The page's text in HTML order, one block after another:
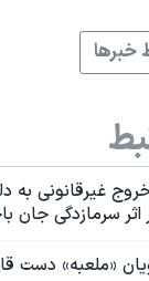
غیرقانونی به
اثر سرمازدگی جان
«ملعبه» دست